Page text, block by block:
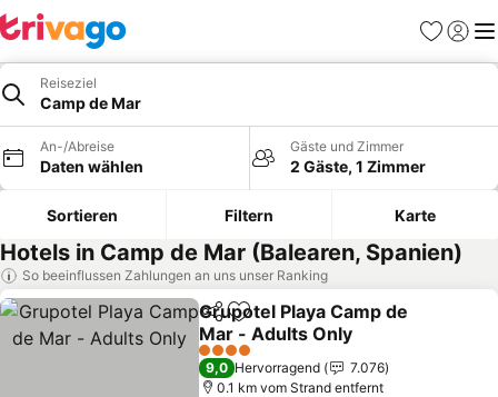
Favoriten
Reiseziel
Camp de Mar
An-/Abreise
Daten wählen
Gäste und Zimmer
2 Gäste, 1 Zimmer
Sortieren Filtern Karte
Hotels in Camp de Mar (Balearen, Spanien)
So beeinflussen Zahlungen an uns unser Ranking
TeilenZu Favoriten hinzufügen
Grupotel Playa Camp de
Mar - Adults Only
4 Sterne
9,0 Hervorragend
7.076
0.1 km vom Strand entfernt